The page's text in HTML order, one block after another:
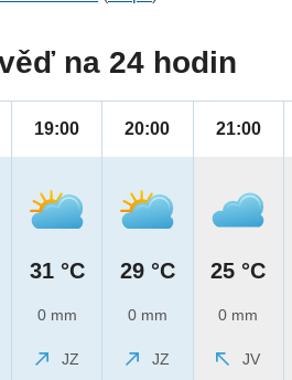
na 24 hodin
19:00
31 °C
0 mm
JZ
20:00
29 °C
0 mm
JZ
21:00
25 °C
0 mm
JV